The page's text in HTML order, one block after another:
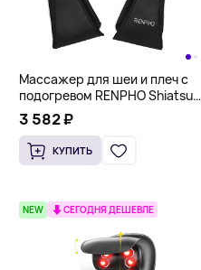
Массажер для шеи и плеч с
подогревом RENPHO Shiatsu
U NECK, черный
3 582 ₽
КУПИТЬ
NEW СЕГОДНЯ ДЕШЕВЛЕ